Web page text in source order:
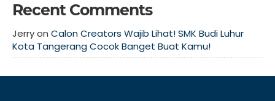
Recent Comments
Jerryon Calon Creators Wajib Lihat! SMK Budi Luhur
Kota Tangerang Cocok Banget Buat Kamu!